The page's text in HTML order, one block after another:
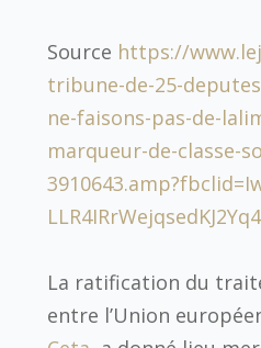
Source https://
tribune-de-25-
ne-faisons-pas-de-
marqueur-de-classe-
La ratification du
entre l’Union